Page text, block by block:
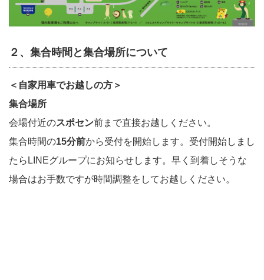
２、集合時間と集合場所について
＜自家用車でお越しの方＞
集合場所
会場付近のスポセン前まで直接お越しください。
集合時間の15分前から受付を開始します。受付開始しまし
たらLINEグループにお知らせします。早く到着しそうな
場合はお手数ですが時間調整をしてお越しください。